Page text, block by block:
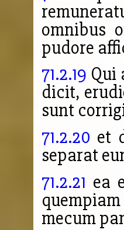
omnibus
pudore
71.2.19 Qui
dicit,
sunt
71.2.20 et
separat
71.2.21 ea
mecum